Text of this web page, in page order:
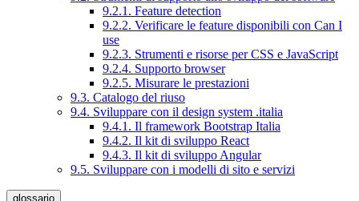
9.2.1. Feature detection
9.2.2. Verificare le feature disponibili con Can I
use
9.2.3. Strumenti e risorse per CSS e JavaScript
9.2.4. Supporto browser
9.2.5. Misurare le prestazioni
9.3. Catalogo del riuso
9.4. Sviluppare con il design system .italia
9.4.1. Il framework Bootstrap Italia
9.4.2. Il kit di sviluppo React
9.4.3. Il kit di sviluppo Angular
9.5. Sviluppare con i modelli di sito e servizi
glossario